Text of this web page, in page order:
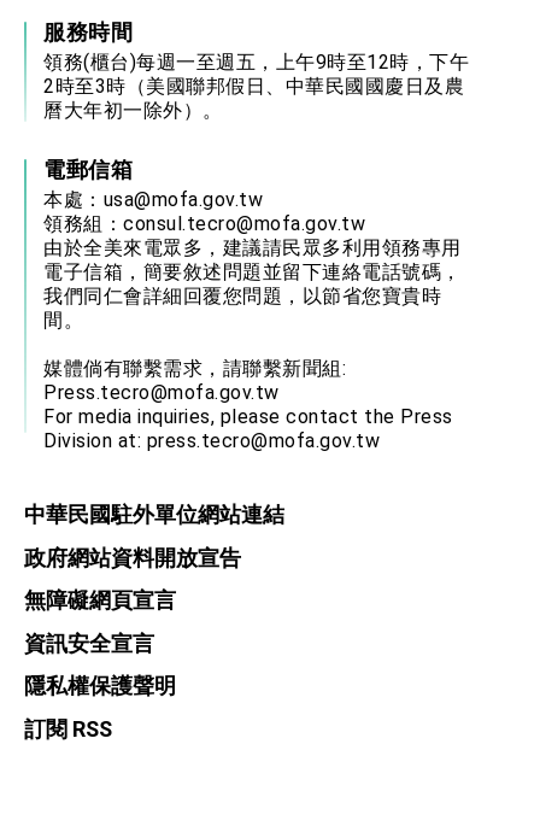
服務時間
領務(櫃台)每週一至週五，上午9時至12時，下午
2時至3時（美國聯邦假日、中華民國國慶日及農
曆大年初一除外）。
電郵信箱
本處： usa@mofa.gov.tw
領務組： consul.tecro@mofa.gov.tw
由於全美來電眾多，建議請民眾多利用領務專用
電子信箱，簡要敘述問題並留下連絡電話號碼，
我們同仁會詳細回覆您問題，以節省您寶貴時
間。
媒體倘有聯繫需求，請聯繫新聞組:
Press.tecro@mofa.gov.tw
For media inquiries, please contact the Press
Division at: press.tecro@mofa.gov.tw
中華民國駐外單位網站連結
政府網站資料開放宣告
無障礙網頁宣言
資訊安全宣言
隱私權保護聲明
訂閱 RSS